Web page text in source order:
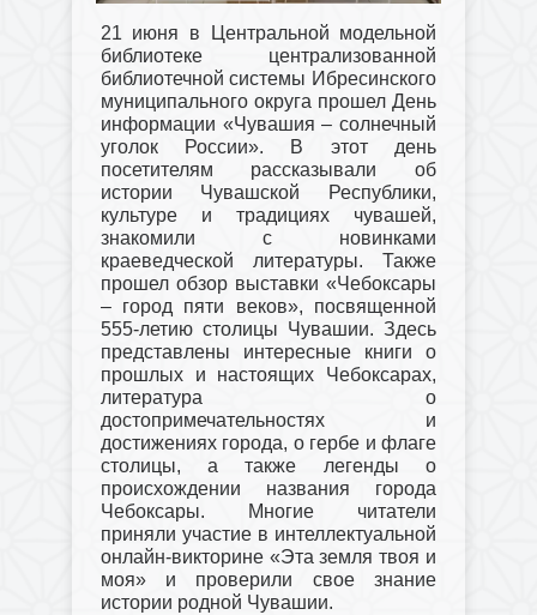
21 июня в Центральной модельной
библиотеке централизованной
библиотечной системы Ибресинского
муниципального округа прошел День
информации «Чувашия – солнечный
уголок России». В этот день
посетителям рассказывали об
истории Чувашской Республики,
культуре и традициях чувашей,
знакомили с новинками
краеведческой литературы. Также
прошел обзор выставки «Чебоксары
– город пяти веков», посвященной
555-летию столицы Чувашии. Здесь
представлены интересные книги о
прошлых и настоящих Чебоксарах,
литература о
достопримечательностях и
достижениях города, о гербе и флаге
столицы, а также легенды о
происхождении названия города
Чебоксары. Многие читатели
приняли участие в интеллектуальной
онлайн-викторине «Эта земля твоя и
моя» и проверили свое знание
истории родной Чувашии.